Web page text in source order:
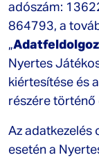
adószám:
864793, a
„
Nyertes
kiértesítése és
részére történő
Az adatkezelés
esetén a